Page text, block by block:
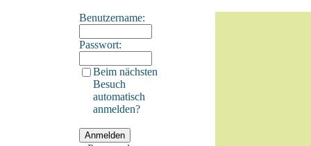
Benutzername:
Passwort:
Beim nächsten
Besuch
automatisch
anmelden?